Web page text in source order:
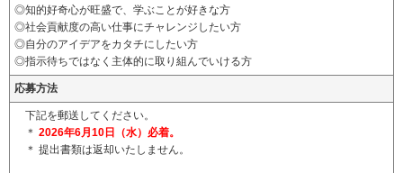
◎知的好奇心が旺盛で、学ぶことが好きな方
◎社会貢献度の高い仕事にチャレンジしたい方
◎自分のアイデアをカタチにしたい方
◎指示待ちではなく主体的に取り組んでいける方
応募方法
下記を郵送してください。
＊ 2026年6月10日（水）必着。
＊ 提出書類は返却いたしません。